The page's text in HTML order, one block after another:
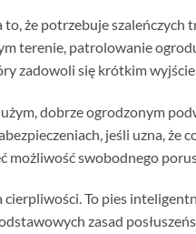
to, że potrzebuje
terenie, patrolowanie
zadowoli się krótkim
dobrze ogrodzonym
jeśli uzna, że
swobodnego
To pies
zasad